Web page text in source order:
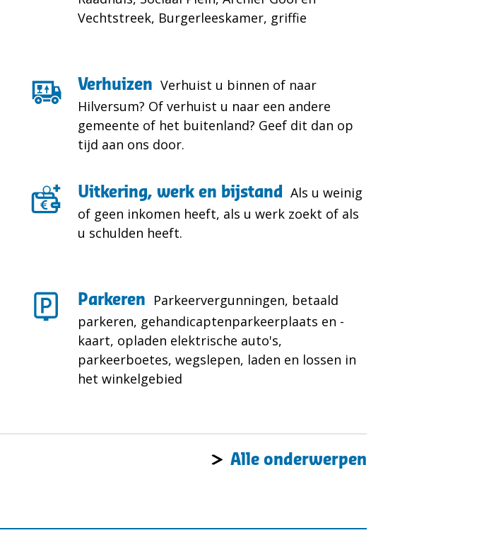
Vechtstreek, Burgerleeskamer, griffie
Verhuizen Verhuist u binnen of naar
Hilversum? Of verhuist u naar een andere
gemeente of het buitenland? Geef dit dan op
tijd aan ons door.
Uitkering, werk en bijstand
Als u weinig
of geen inkomen heeft, als u werk zoekt of als
u schulden heeft.
Parkeren
Parkeervergunningen, betaald
parkeren, gehandicaptenparkeerplaats en -
kaart, opladen elektrische auto's,
parkeerboetes, wegslepen, laden en lossen in
het winkelgebied
Alle onderwerpen